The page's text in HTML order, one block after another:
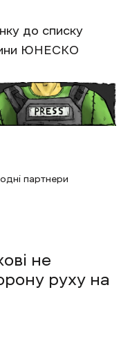
до списку
ЮНЕСКО
партнери
не
руху на